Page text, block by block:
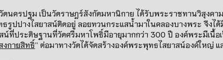
ดนครปฐม เป็นวัดราษฎร์สังกัดมหานิกาย ได้รับพระราชทานวิสุงคา
รูปปางไสยาสน์ติดอยู่ ลอยทวนกระแสน้ำมาในคลองบางพระ จึ
น์ที่ประดิษฐานที่วัดศรีมหาโพธิ์มีอายุมากกว่า 300 ปี องค์พระมีเนื้อ
งกายสิทธิ์” ต่อมาทางวัดได้จัดสร้างองค์พระพุทธไสยาสน์องค์ใหญ่